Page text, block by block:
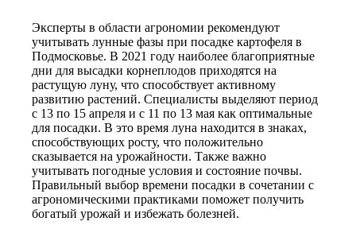
Эксперты в области агрономии рекомендуют
учитывать лунные фазы при посадке картофеля в
Подмосковье. В 2021 году наиболее благоприятные
дни для высадки корнеплодов приходятся на
растущую луну, что способствует активному
развитию растений. Специалисты выделяют период
с 13 по 15 апреля и с 11 по 13 мая как оптимальные
для посадки. В это время луна находится в знаках,
способствующих росту, что положительно
сказывается на урожайности. Также важно
учитывать погодные условия и состояние почвы.
Правильный выбор времени посадки в сочетании с
агрономическими практиками поможет получить
богатый урожай и избежать болезней.